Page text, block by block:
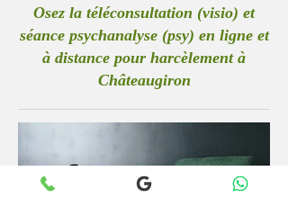
Osez la téléconsultation (visio) et
séance psychanalyse (psy) en ligne et
à distance pour harcèlement à
Châteaugiron